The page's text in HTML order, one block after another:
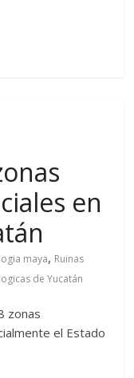
en
maya, Ruinas
de Yucatán
zonas
el Estado